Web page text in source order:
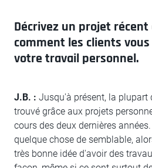
Décrivez un projet
comment les clients
votre travail personnel.
J.B. : Jusqu'à présent, la plupart
trouvé grâce aux projets
cours des deux dernières
quelque chose de semblable,
très bonne idée d'avoir des